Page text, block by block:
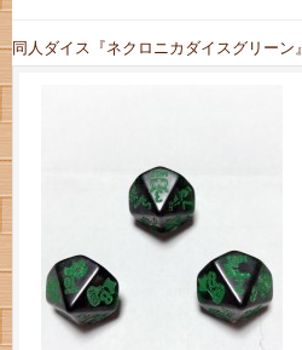
同人ダイス『ネクロニカダイスグリーン』